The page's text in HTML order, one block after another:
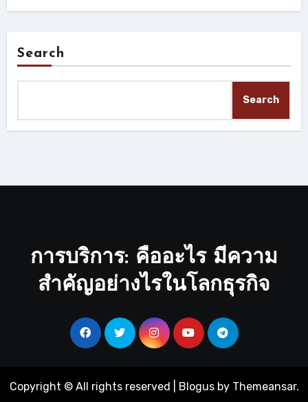
Search
Search
การบริการ: คืออะไร มีความ
สำคัญอย่างไรในโลกธุรกิจ
Copyright © All rights reserved Blogusby Themeansar.